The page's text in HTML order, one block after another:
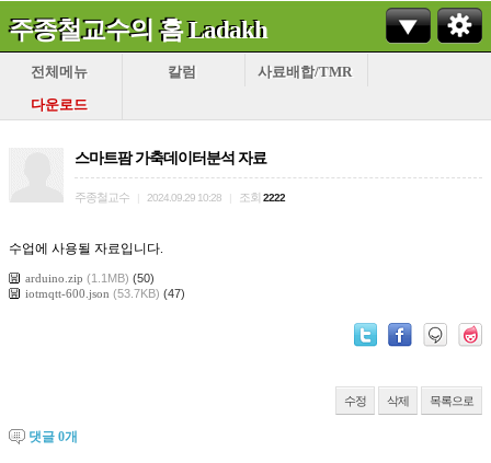
주종철교수의 홈 Ladakh
전체메뉴 칼럼
사료배합/TMR
다운로드
스마트팜 가축데이터분석 자료
주종철교수 2024.09.29 10:28 조회 2222
수업에 사용될 자료입니다.
arduino.zip (1.1MB) (50)
iotmqtt-600.json (53.7KB) (47)
수정 삭제 목록으로
댓글 0개